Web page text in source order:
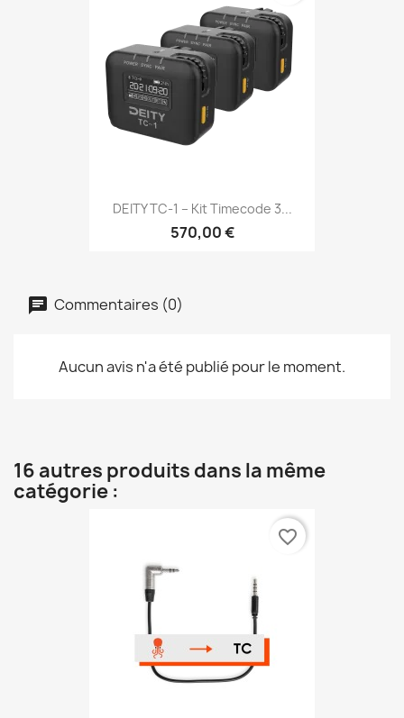
DEITY TC-1 – Kit Timecode 3...
570,00 €
Commentaires (0)
Aucun avis n'a été publié pour le moment.
16 autres produits dans la même
catégorie :
favorite_border